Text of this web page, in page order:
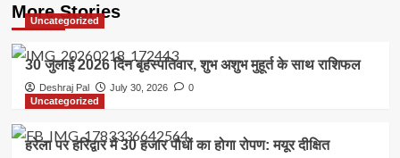
More Stories
Uncategorized
30 जुलाई 2026 दिन बृहस्पतिवार, शुभ अशुभ मुहूर्त के साथ राशिफल
Deshraj Pal July 30, 2026
0
Uncategorized
हरेला पर हरिद्वार में 30 हजार पौधों का होगा रोपण: मयूर दीक्षित